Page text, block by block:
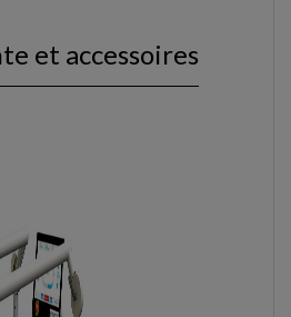
et accessoires